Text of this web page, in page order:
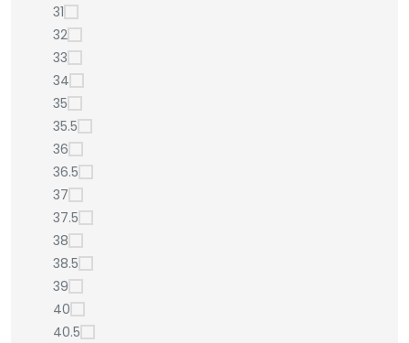
31
32
33
34
35
35.5
36
36.5
37
37.5
38
38.5
39
40
40.5